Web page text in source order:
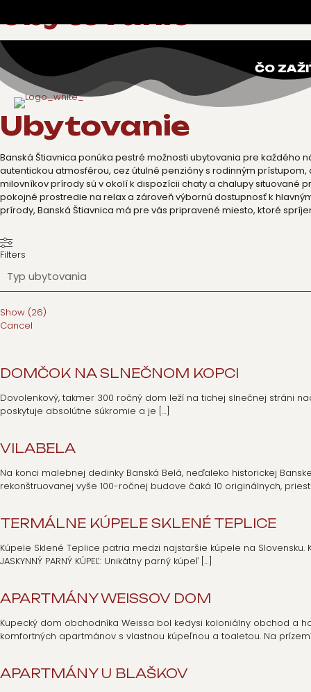
ČO
Ubytovanie
Banská Štiavnica ponúka pestré možnosti ubytovania pre každého
autentickou atmosférou, cez útulné penzióny s rodinným
milovníkov prírody sú v okolí k dispozícii chaty a chalupy situované
pokojné prostredie na relax a zároveň výbornú dostupnosť k
prírody, Banská Štiavnica má pre vás pripravené miesto, ktoré
Filters
Show (26)
Cancel
DOMČOK NA SLNEČNOM KOPCI
Dovolenkový, takmer 300 ročný dom leží na tichej slnečnej stráni
poskytuje absolútne súkromie a je […]
VILABELA
Na konci malebnej dedinky Banská Belá, neďaleko historickej
rekonštruovanej vyše 100-ročnej budove čaká 10 originálnych,
TERMÁLNE KÚPELE SKLENÉ TEPLICE
Kúpele Sklené Teplice patria medzi najstaršie kúpele na
JASKYNNÝ PARNÝ KÚPEĽ: Unikátny parný kúpeľ […]
APARTMÁNY WEISSOV DOM
Kupecký dom obchodníka Weissa bol kedysi koloniálny obchod a
komfortných apartmánov s vlastnou kúpeľnou a toaletou. Na
APARTMÁNY U BLAŠKOV